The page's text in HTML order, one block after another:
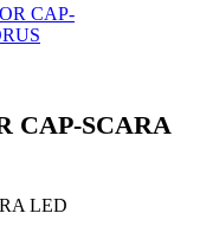
CAP-SCARA
LED